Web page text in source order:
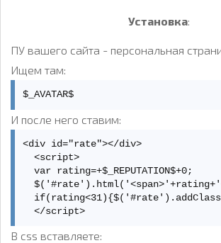
Установка:
ПУ вашего сайта - персональная
Ищем там:
$_AVATAR$
И после него ставим:
<div id="rate"></div>
  <script>
  var rating=+$_REPUTATION$+0;
  </script>
В css вставляете: